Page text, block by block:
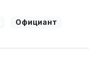
Официант